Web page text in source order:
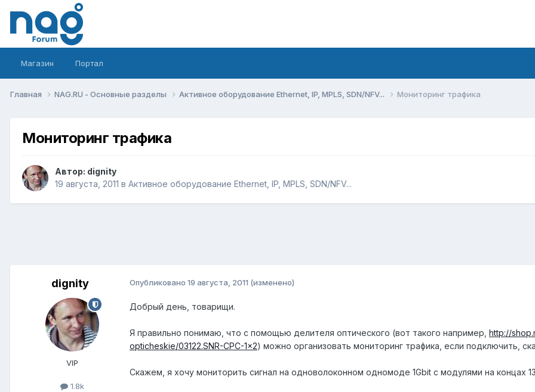
Магазин Портал
Главная NAG.RU - Основные разделы Активное оборудование Ethernet, IP, MPLS, SDN/NFV... Мониторинг трафика
Мониторинг трафика
Автор: dignity
19 августа, 2011 в Активное оборудование Ethernet, IP, MPLS, SDN/NFV...
dignity
VIP
1.8k
Опубликовано 19 августа, 2011 (изменено)
Добрый день, товарищи.
Я правильно понимаю, что с помощью делителя оптического (вот такого например, http://
opticheskie/03122.SNR-CPC-1x2) можно организовать мониторинг трафика, если подключить,
Скажем, я хочу мониторить сигнал на одноволоконном одномоде 1Gbit c модулями на концах